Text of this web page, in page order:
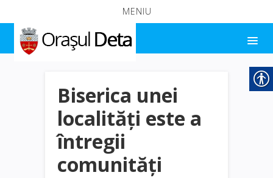
MENIU
Biserica unei
localităţi este a
întregii
comunităţi